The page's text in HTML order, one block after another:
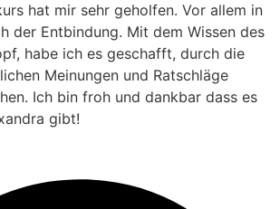
hat mir sehr geholfen. Vor allem in
der Entbindung. Mit dem Wissen des
habe ich es geschafft, durch die
Meinungen und Ratschläge
Ich bin froh und dankbar dass es
gibt!